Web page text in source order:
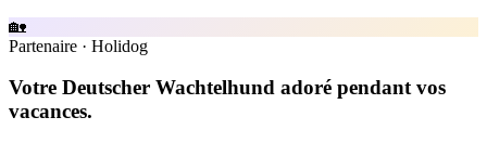
🏡
Partenaire · Holidog
Votre Deutscher Wachtelhund adoré pendant vos
vacances.